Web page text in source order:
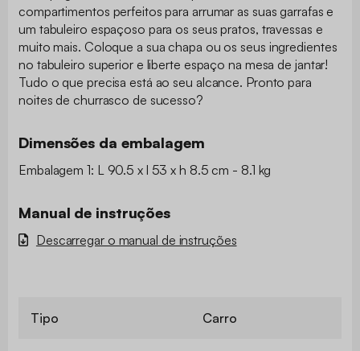
compartimentos perfeitos para arrumar as suas garrafas e
um tabuleiro espaçoso para os seus pratos, travessas e
muito mais. Coloque a sua chapa ou os seus ingredientes
no tabuleiro superior e liberte espaço na mesa de jantar!
Tudo o que precisa está ao seu alcance. Pronto para
noites de churrasco de sucesso?
Dimensões da embalagem
Embalagem 1: L 90.5 x l 53 x h 8.5 cm - 8.1 kg
Manual de instruções
Descarregar o manual de instruções
Tipo Carro